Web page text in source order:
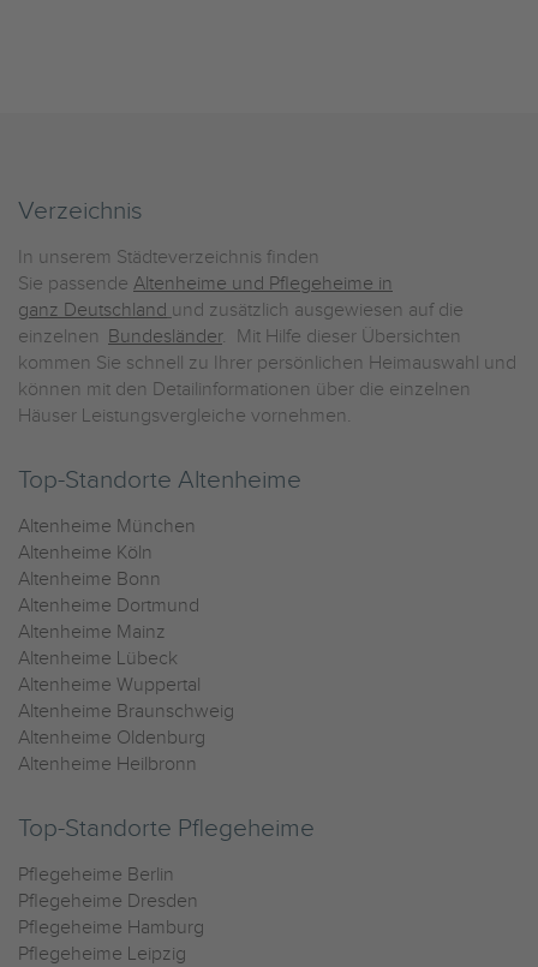
Verzeichnis
In unserem Städteverzeichnis finden
Sie passende Altenheime und Pflegeheime in
ganz Deutschland und zusätzlich ausgewiesen auf die
einzelnen Bundesländer. Mit Hilfe dieser Übersichten
kommen Sie schnell zu Ihrer persönlichen Heimauswahl und
können mit den Detailinformationen über die einzelnen
Häuser Leistungsvergleiche vornehmen.
Top-Standorte Altenheime
Altenheime München
Altenheime Köln
Altenheime Bonn
Altenheime Dortmund
Altenheime Mainz
Altenheime Lübeck
Altenheime Wuppertal
Altenheime Braunschweig
Altenheime Oldenburg
Altenheime Heilbronn
Top-Standorte Pflegeheime
Pflegeheime Berlin
Pflegeheime Dresden
Pflegeheime Hamburg
Pflegeheime Leipzig